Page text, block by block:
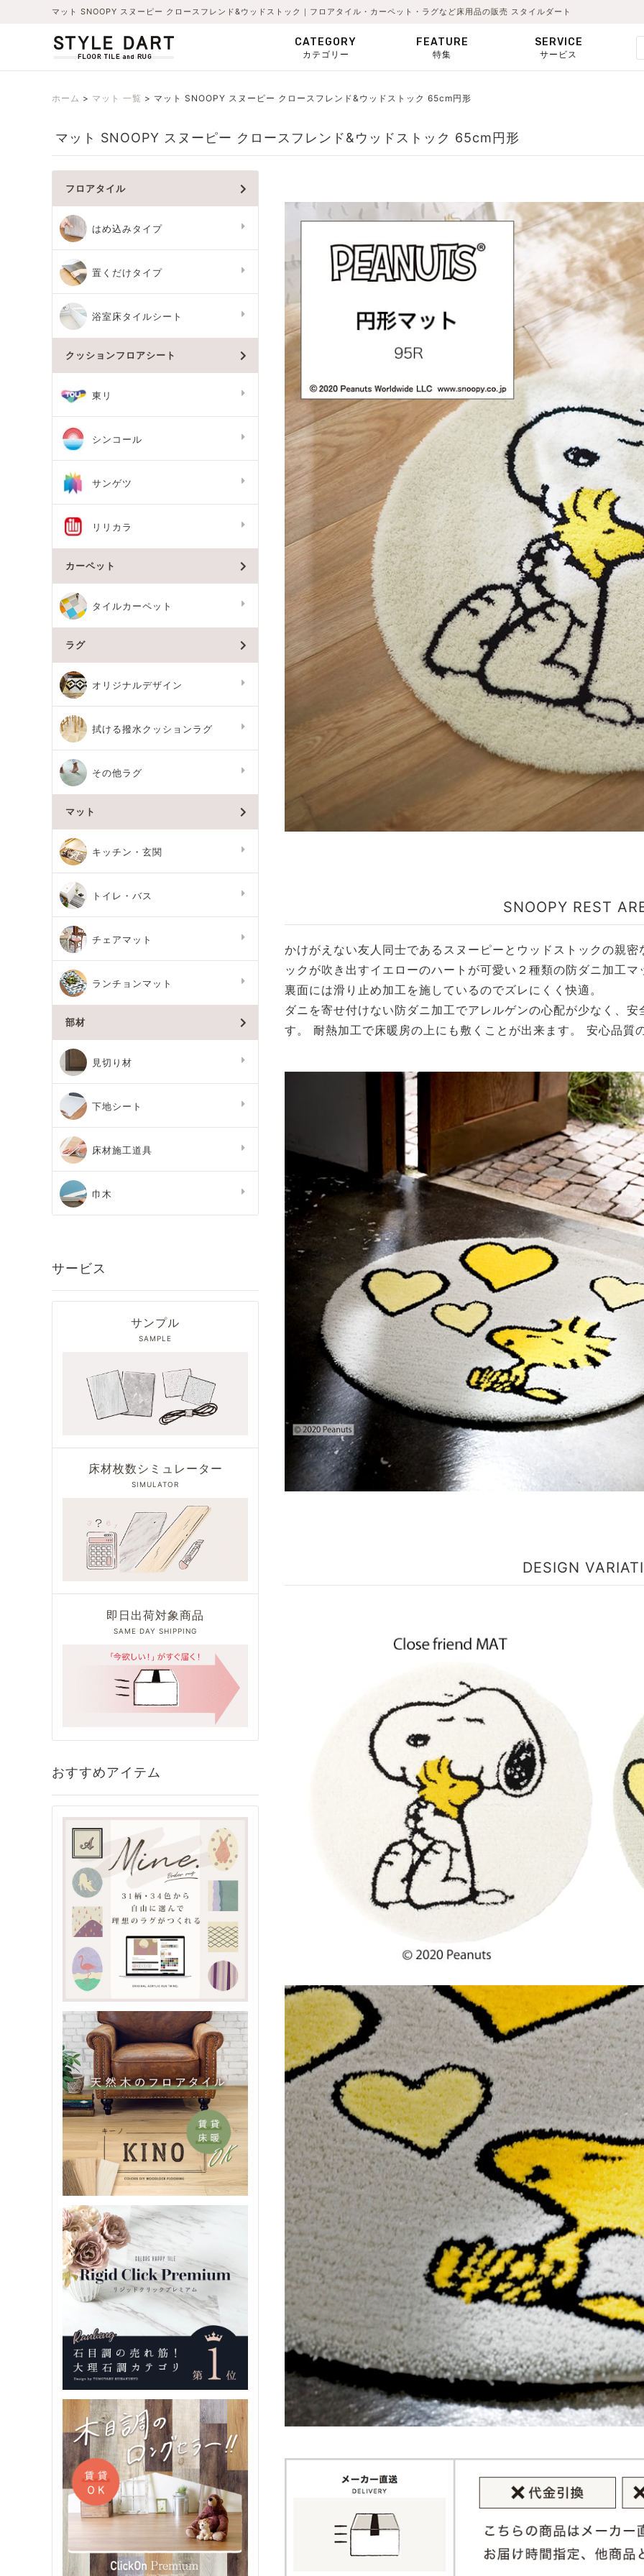
マット SNOOPY スヌーピー クロースフレンド&ウッドストック｜フロアタイル・カーペット・ラグなど床用品の販売 スタイルダート
CATEGORY
カテゴリー
FEATURE
特集
SERVICE
サービス
ホーム マット 一覧 マット SNOOPY スヌーピー クロースフレンド&ウッドストック 65cm円形
マット SNOOPY スヌーピー クロースフレンド&ウッドストック 65cm円形
SNOOPY REST
かけがえない友人同士であるスヌーピーとウッドストックの親
ックが吹き出すイエローのハートが可愛い２種類の防ダニ加工マ
裏面には滑り止め加工を施しているのでズレにくく快適。
ダニを寄せ付けない防ダニ加工でアレルゲンの心配が少なく、
す。 耐熱加工で床暖房の上にも敷くことが出来ます。 安心品質
DESIGN
フロアタイル
はめ込みタイプ
置くだけタイプ
浴室床タイルシート
クッションフロアシート
東リ
シンコール
サンゲツ
リリカラ
カーペット
タイルカーペット
ラグ
オリジナルデザイン
拭ける撥水クッションラグ
その他ラグ
マット
キッチン・玄関
トイレ・バス
チェアマット
ランチョンマット
部材
見切り材
下地シート
床材施工道具
巾木
サービス
サンプル
SAMPLE
床材枚数シミュレーター
SIMULATOR
即日出荷対象商品
SAME DAY SHIPPING
おすすめアイテム